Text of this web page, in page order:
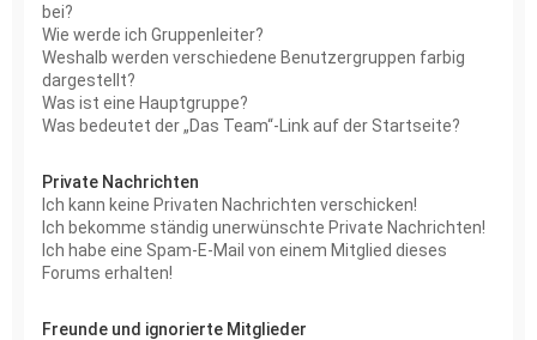
bei?
Wie werde ich Gruppenleiter?
Weshalb werden verschiedene Benutzergruppen farbig
dargestellt?
Was ist eine Hauptgruppe?
Was bedeutet der „Das Team“-Link auf der Startseite?
Private Nachrichten
Ich kann keine Privaten Nachrichten verschicken!
Ich bekomme ständig unerwünschte Private Nachrichten!
Ich habe eine Spam-E-Mail von einem Mitglied dieses
Forums erhalten!
Freunde und ignorierte Mitglieder